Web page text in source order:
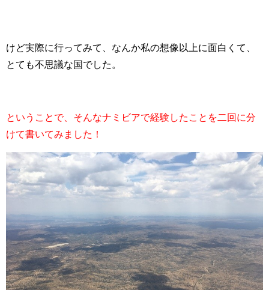
けど実際に行ってみて、なんか私の想像以上に面白くて、
とても不思議な国でした。
ということで、そんなナミビアで経験したことを二回に分
けて書いてみました！